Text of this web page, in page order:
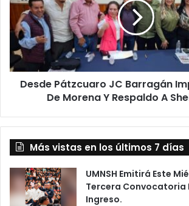
Barragán
Impulsa
Unidad
De
Morena
Y
Respaldo
Desde Pátzcuaro JC Barragán
De Morena Y Respaldo A
Más vistas en los últimos 7 días
UMNSH Emitirá Este
Tercera Convocatoria
Ingreso.